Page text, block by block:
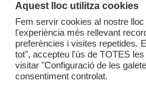
Finalista:Marta PasqualambEl
2021Guanyador: Daniel Cid
Finalista:Òscar Palazón
Aquest lloc utilitza cookies
Fem servir cookies al nostre
l'experiència més rellevant
preferències i visites repetides.
tot", accepteu l'ús de TOTES
visitar "Configuració de les
consentiment controlat.